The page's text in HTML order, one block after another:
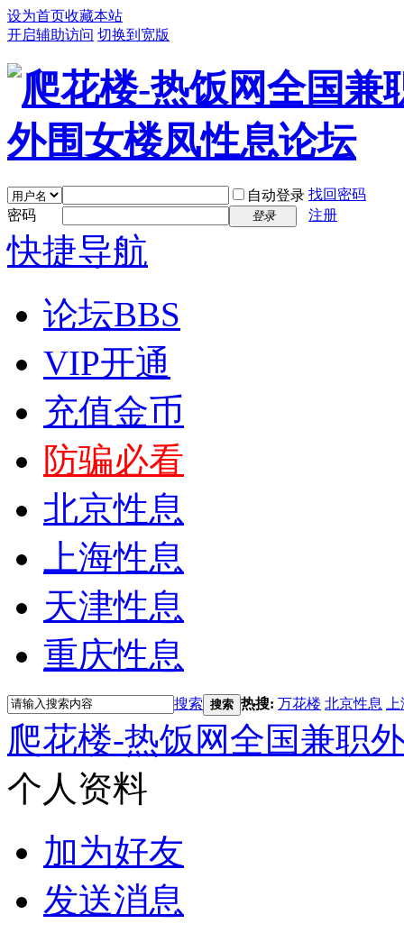
设为首页收藏本站
开启辅助访问 切换到宽版
自动登录 找回密码
密码
登录 注册
快捷导航
论坛BBS
VIP开通
充值金币
防骗必看
北京性息
上海性息
天津性息
重庆性息
搜索 搜索 热搜: 万花楼 北京性息
爬花楼-热饭网全国兼职
个人资料
加为好友
发送消息